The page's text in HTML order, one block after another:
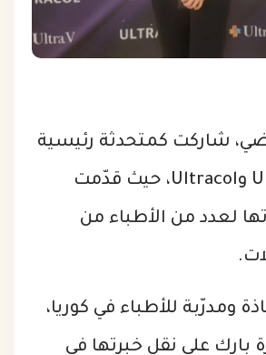
شاركت كمتحدثة رئيسية
في ندوة Ultra V وUltracol، حيث قدّمت
لعدد من الأطباء من
ومدرّبة للأطباء في كوريا،
بارك على نقل خبرتها في